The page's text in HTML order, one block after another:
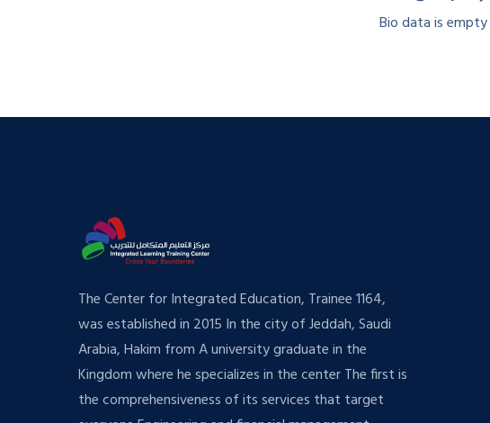
Bio data is empty
The Center for Integrated Education, Trainee 1164,
was established in 2015 In the city of Jeddah, Saudi
Arabia, Hakim from A university graduate in the
Kingdom where he specializes in the center The first is
the comprehensiveness of its services that target